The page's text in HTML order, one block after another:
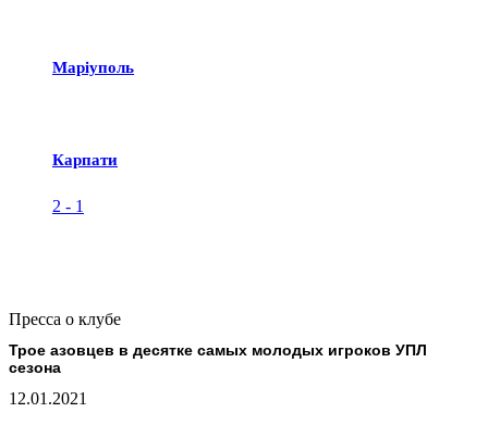
Маріуполь
Карпати
2 - 1
Пресса о клубе
Трое азовцев в десятке самых молодых игроков УПЛ
сезона
12.01.2021